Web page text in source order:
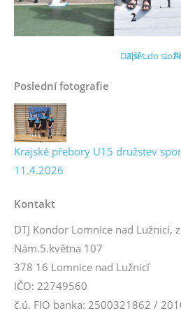
←
Další →
Zpět do
Poslední fotografie
Krajské přebory U15 družstev
11.4.2026
Kontakt
DTJ Kondor Lomnice nad Lužnicí,
Nám.5.května 107
378 16 Lomnice nad Lužnicí
IČO: 22749560
č.ú. FIO banka: 2500321862 /